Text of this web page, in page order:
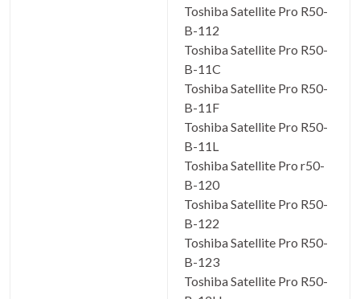
Toshiba Satellite Pro R50-
B-112
Toshiba Satellite Pro R50-
B-11C
Toshiba Satellite Pro R50-
B-11F
Toshiba Satellite Pro R50-
B-11L
Toshiba Satellite Pro r50-
B-120
Toshiba Satellite Pro R50-
B-122
Toshiba Satellite Pro R50-
B-123
Toshiba Satellite Pro R50-